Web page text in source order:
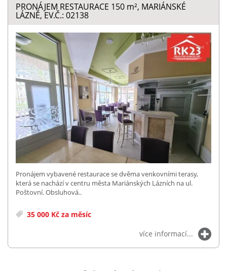
PRONÁJEM RESTAURACE 150 m², MARIÁNSKÉ
LÁZNĚ, EV.Č.: 02138
Pronájem vybavené restaurace se dvěma venkovními terasy,
která se nachází v centru města Mariánských Lázních na ul.
Poštovní. Obsluhová..
35 000 Kč za měsíc
více informací...